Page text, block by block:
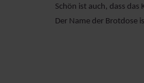
Schön ist auch, dass das
Der Name der Brotdose